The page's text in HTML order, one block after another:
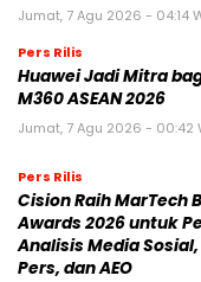
Jumat, 7 Agu 2026 - 04:14
Pers Rilis
Huawei Jadi Mitra
M360 ASEAN 2026
Jumat, 7 Agu 2026 - 00:42
Pers Rilis
Cision Raih MarTech
Awards 2026 untuk
Analisis Media
Pers, dan AEO